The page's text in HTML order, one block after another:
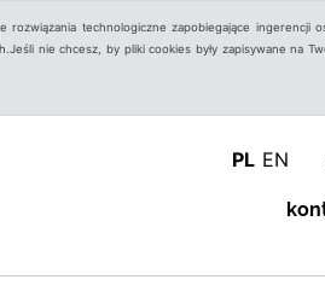
technologiczne zapobiegające ingerencji
nie chcesz, by pliki cookies były zapisywane na
PL EN